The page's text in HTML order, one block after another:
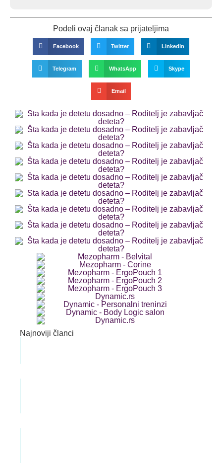
Podeli ovaj članak sa prijateljima
Facebook Twitter LinkedIn
Telegram WhatsApp Skype
Email
Najnoviji članci